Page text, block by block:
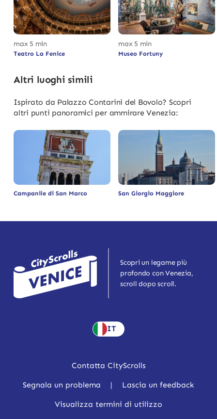
max 5 min
Teatro La Fenice
max 5 min
Museo Fortuny
Altri luoghi simili
Ispirato da Palazzo Contarini del Bovolo? Scopri
altri punti panoramici per ammirare Venezia:
Campanile di San Marco San Giorgio Maggiore
Scopri un legame più
profondo con Venezia,
scroll dopo scroll.
IT
Contatta CityScrolls
Segnala un problema | Lascia un feedback
Visualizza termini di utilizzo